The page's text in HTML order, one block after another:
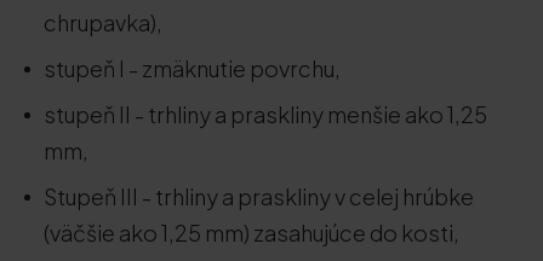
chrupavka),
stupeň I - zmäknutie povrchu,
stupeň II - trhliny a praskliny menšie ako 1,25
mm,
Stupeň III - trhliny a praskliny v celej hrúbke
(väčšie ako 1,25 mm) zasahujúce do kosti,